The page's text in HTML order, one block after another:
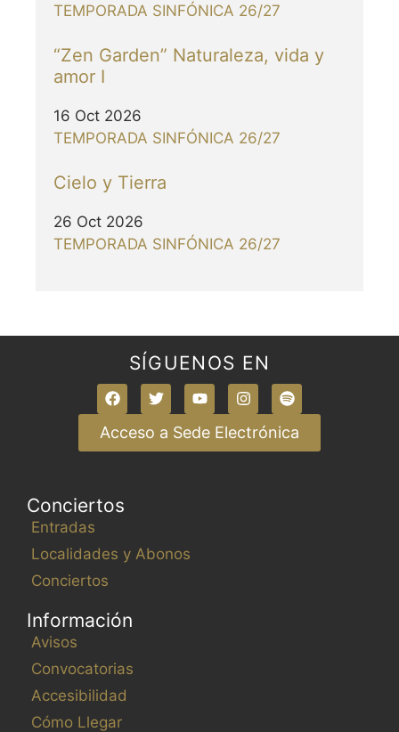
TEMPORADA SINFÓNICA 26/27
“Zen Garden” Naturaleza, vida y
amor I
16 Oct 2026
TEMPORADA SINFÓNICA 26/27
Cielo y Tierra
26 Oct 2026
TEMPORADA SINFÓNICA 26/27
SÍGUENOS EN
Acceso a Sede Electrónica
Conciertos
Entradas
Localidades y Abonos
Conciertos
Información
Avisos
Convocatorias
Accesibilidad
Cómo Llegar